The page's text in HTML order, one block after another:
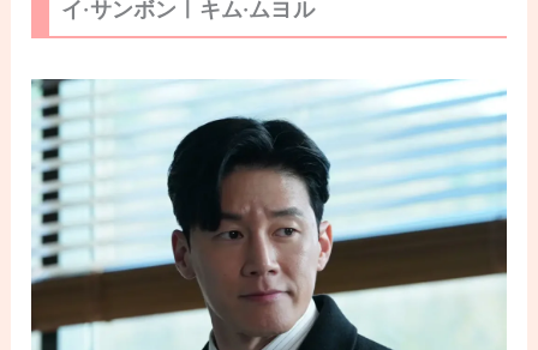
イ·サンボンㅣキム·ムヨル